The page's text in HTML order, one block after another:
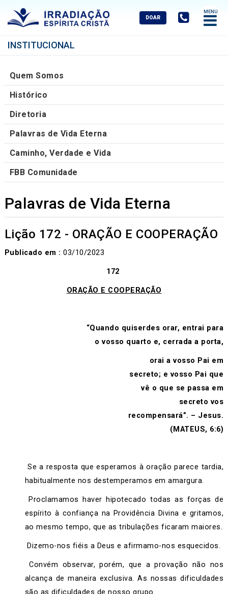
Abrir
Menu
INSTITUCIONAL
Quem Somos
Histórico
Diretoria
Palavras de Vida Eterna
Caminho, Verdade e Vida
FBB Comunidade
Palavras de Vida Eterna
Lição 172 - ORAÇÃO E COOPERAÇÃO
Publicado em : 03/10/2023
172
ORAÇÃO E COOPERAÇÃO
“Quando quiserdes orar, entrai para
o vosso quarto e, cerrada a porta,
orai a vosso Pai em
secreto; e vosso Pai que
vê o que se passa em
secreto vos
recompensará”. – Jesus.
(MATEUS, 6:6)
Se a resposta que esperamos à oração parece tardia,
habitualmente nos destemperamos em amargura.
Proclamamos haver hipotecado todas as forças de
espírito à confiança na Providência Divina e gritamos,
ao mesmo tempo, que as tribulações ficaram maiores.
Dizemo-nos fiéis a Deus e afirmamo-nos esquecidos.
Convém observar, porém, que a provação não nos
alcança de maneira exclusiva. As nossas dificuldades
são as dificuldades de nosso grupo.